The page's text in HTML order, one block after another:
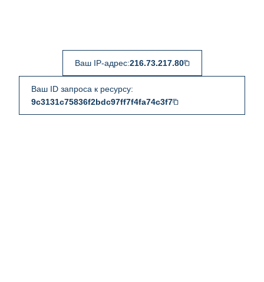
Ваш IP-адрес:216.73.217.80
Ваш ID запроса к ресурсу:
9c3131c75836f2bdc97ff7f4fa74c3f7